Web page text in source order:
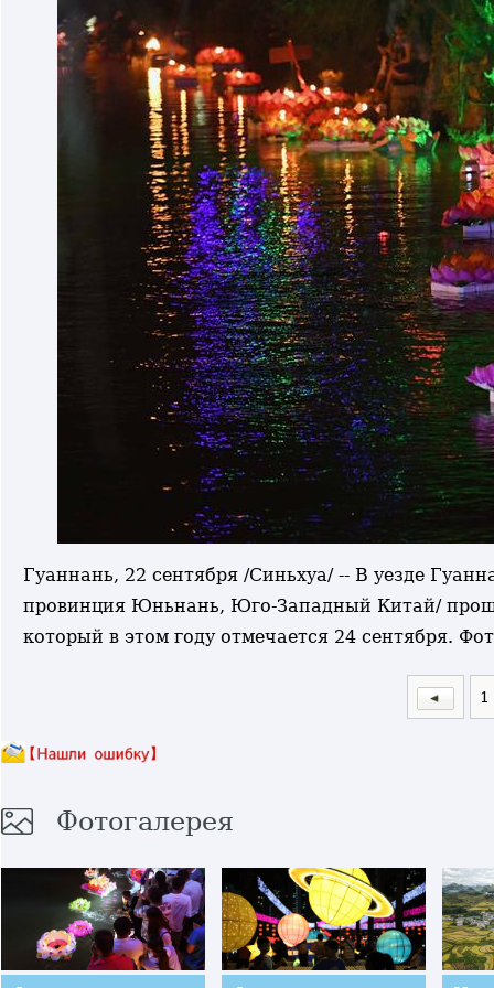
Гуаннань, 22 сентября /Синьхуа/ -- В уезде
провинция Юньнань, Юго-Западный Китай/
который в этом году отмечается 24 сентября.
1
Фотогалерея